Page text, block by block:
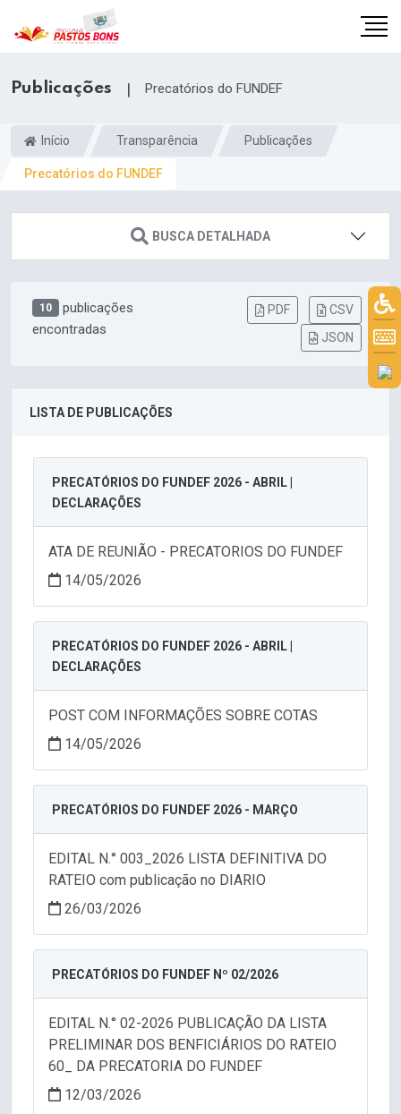
Publicações | Precatórios do FUNDEF
Início Transparência Publicações
Precatórios do FUNDEF
BUSCA DETALHADA
10
publicações
encontradas
PDF
CSV
JSON
LISTA DE PUBLICAÇÕES
PRECATÓRIOS DO FUNDEF 2026 - ABRIL |
DECLARAÇÕES
ATA DE REUNIÃO - PRECATORIOS DO FUNDEF
14/05/2026
PRECATÓRIOS DO FUNDEF 2026 - ABRIL |
DECLARAÇÕES
POST COM INFORMAÇÕES SOBRE COTAS
14/05/2026
PRECATÓRIOS DO FUNDEF 2026 - MARÇO
EDITAL N.° 003_2026 LISTA DEFINITIVA DO
RATEIO com publicação no DIARIO
26/03/2026
PRECATÓRIOS DO FUNDEF Nº 02/2026
EDITAL N.° 02-2026 PUBLICAÇÃO DA LISTA
PRELIMINAR DOS BENFICIÁRIOS DO RATEIO
60_ DA PRECATORIA DO FUNDEF
12/03/2026